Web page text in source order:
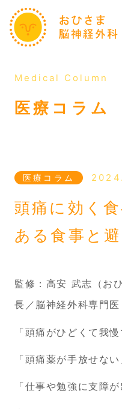
施設・設備紹介
診療案内
アクセス
おひさまノー
Medical Column
医療コラム
医療コラム
頭痛に効く
ある食事と
監修： 高安 武志（お
長／脳神経外科専門医
「頭痛がひどくて我慢
「頭痛薬が手放せない
「仕事や勉強に支障が